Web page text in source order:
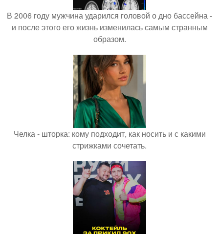
В 2006 году мужчина ударился головой о дно бассейна -
и после этого его жизнь изменилась самым странным
образом.
Челка - шторка: кому подходит, как носить и с какими
стрижками сочетать.